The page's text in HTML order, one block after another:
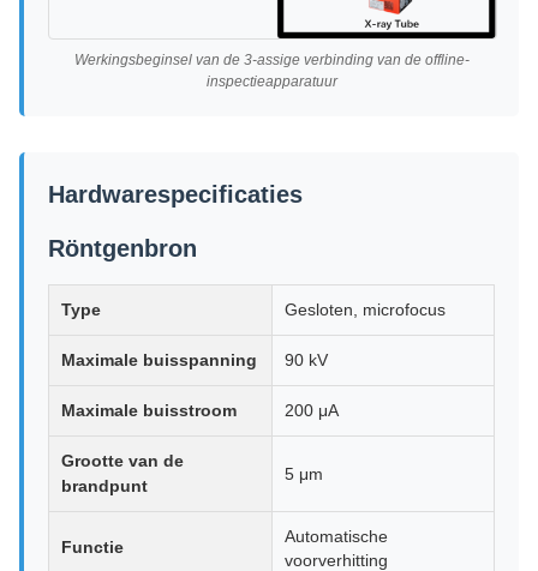
Werkingsbeginsel van de 3-assige verbinding van de offline-
inspectieapparatuur
Hardwarespecificaties
Röntgenbron
Type Gesloten, microfocus
Maximale buisspanning 90 kV
Maximale buisstroom 200 μA
Grootte van de
brandpunt
5 μm
Functie
Automatische
voorverhitting